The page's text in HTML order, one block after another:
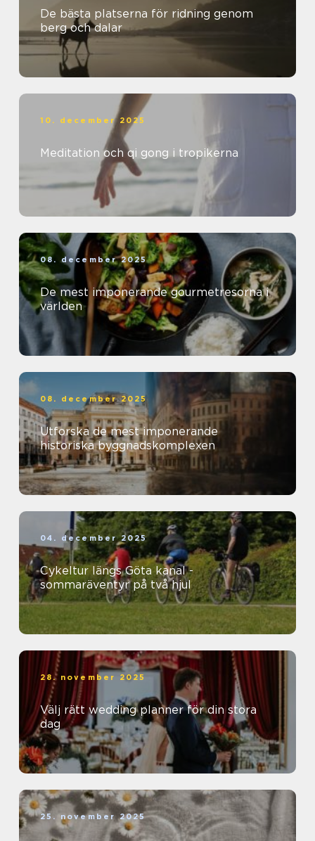
De bästa platserna för ridning genom
berg och dalar
10. december 2025
Meditation och qi gong i tropikerna
08. december 2025
De mest imponerande gourmetresorna i
världen
08. december 2025
Utforska de mest imponerande
historiska byggnadskomplexen
04. december 2025
Cykeltur längs Göta kanal -
sommaräventyr på två hjul
28. november 2025
Välj rätt wedding planner för din stora
dag
25. november 2025